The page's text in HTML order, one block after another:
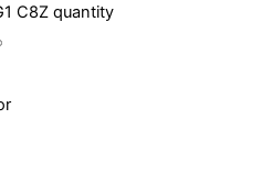
C8Z quantity